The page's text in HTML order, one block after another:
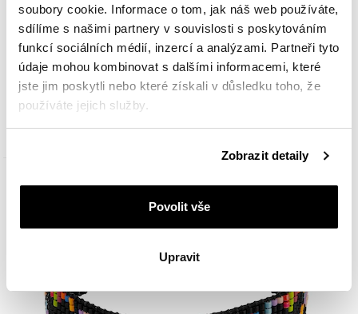
soubory cookie. Informace o tom, jak náš web používáte,
sdílíme s našimi partnery v souvislosti s poskytováním
funkcí sociálních médií, inzercí a analýzami. Partneři tyto
údaje mohou kombinovat s dalšími informacemi, které
jste jim poskytli nebo které získali v důsledku toho, že
používáte jejich služby.
Zásadách ochrany osobních údajů
Zobrazit detaily
Povolit vše
Upravit
Náramek s prvky ze žlutého zlata a korálky - love
2 290 Kč